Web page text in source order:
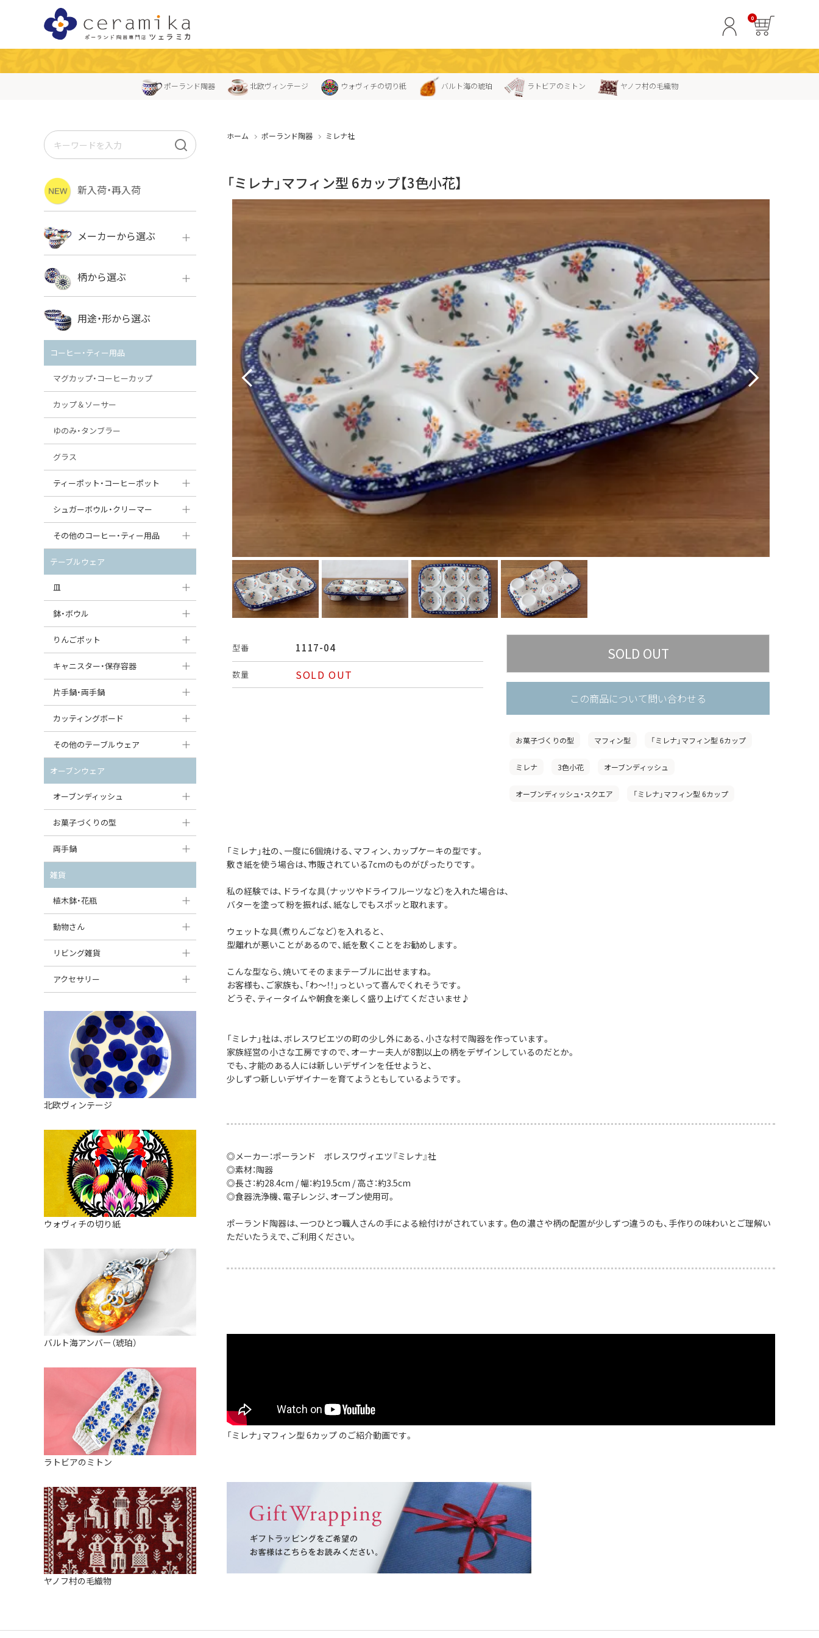
0
ポーランド陶器 北欧ヴィンテージ ウォヴィチの切り紙 バルト海の琥珀 ラトビアのミトン ヤノフ村の毛織物
ホーム ポーランド陶器 ミレナ社
「ミレナ」マフィン型 6カップ【3色小花】
型番 1117-04
数量
SOLD OUT
この商品について問い合わせる
お菓子づくりの型 マフィン型 「ミレナ」マフィン型 6カップ
ミレナ 3色小花 オーブンディッシュ
オーブンディッシュ・スクエア 「ミレナ」マフィン型 6カップ
「ミレナ」社の、一度に6個焼ける、マフィン、カップケーキの型です。
敷き紙を使う場合は、市販されている7cmのものがぴったりです。
私の経験では、ドライな具（ナッツやドライフルーツなど）を入れた場合は、
バターを塗って粉を振れば、紙なしでもスポッと取れます。
ウェットな具（煮りんごなど）を入れると、
型離れが悪いことがあるので、紙を敷くことをお勧めします。
こんな型なら、焼いてそのままテーブルに出せますね。
お客様も、ご家族も、「わ～！！」っといって喜んでくれそうです。
どうぞ、ティータイムや朝食を楽しく盛り上げてくださいませ♪
「ミレナ」社は、ボレスワビエツの町の少し外にある、小さな村で陶器を作っています。
家族経営の小さな工房ですので、オーナー夫人が8割以上の柄をデザインしているのだとか。
でも、才能のある人には新しいデザインを任せようと、
少しずつ新しいデザイナーを育てようともしているようです。
◎メーカー：ポーランド ボレスワヴィエツ『ミレナ』社
◎素材：陶器
◎長さ：約28.4cm / 幅：約19.5cm / 高さ：約3.5cm
◎食器洗浄機、電子レンジ、オーブン使用可。
ポーランド陶器は、一つひとつ職人さんの手による絵付けがされています。色の濃さや柄の配置が少しずつ違うのも、手作りの味わいとご理解い
ただいたうえで、ご利用ください。
「ミレナ」マフィン型 6カップ のご紹介動画です。
新入荷・再入荷
メーカーから選ぶ
ボレス
VENA
ミレナ
柄から選ぶ
ボレス
用途・形から選ぶ
コーヒー・ティー用品
マグカップ・コーヒーカップ
カップ＆ソーサー
ゆのみ・タンブラー
グラス
ティーポット・コーヒーポット
ティーポット
コーヒーポット
シュガーボウル・クリーマー
シュガーボウル
クリーマー
その他のコーヒー・ティー用品
ポットウォーマー
ピッチャー
コーヒードリッパー
すべて見る
テーブルウェア
皿
大皿（24cm〜）
中皿（18〜24cm）
丸皿
スープ皿
ダルマプレート
たまご型プレート
ハート型プレート
変形プレート
分割ディッシュ
すべて見る
鉢・ボウル
大鉢（21cm〜）
中鉢（16〜21cm）
丸鉢・どんぶり・ボウル
茶碗
オーバルボウル
ハートボウル
葉っぱ型ボウル
りんご型ボウル
いちご型ボウル
星型ボウル
スープカップ
そば猪口・フリーカップ
ココット
薬味入れ
ミキシングボウル
すべて見る
りんごポット
りんごポット
りんごポット小
キャニスター・保存容器
キャニスター
つぼ
ガーリックポット
オニオンキャニスター
ガーリックキャニスター
チーズケース
バターディッシュ
六角形ポット
ボトル
すべて見る
片手鍋・両手鍋
ソースパン（片手鍋）
スープチュリーン
カッティングボード
角型カッティングボード
丸型カッティングボード
すべて見る
その他のテーブルウェア
調味料入れ
グレイヴィーボート
エッグカップ
ケーキスタンド
カトラリー
はしおき・カトラリーレスト
オーブンウェア
オーブンディッシュ
大型（24cm〜）
中型（18〜24cm）
スクエアオーブンディッシュ
オーバルオーブンディッシュ
すべて見る
お菓子づくりの型
パウンド型
マフィン型
すべて見る
両手鍋
チュリーン
キャセロール
すべて見る
雑貨
植木鉢・花瓶
植木鉢
花瓶
動物さん
フィギュア・置物
貯金箱
オーナメント
クリーマー
リビング雑貨
スツール
バス・洗面用品
家具小物
小物入れ
アロマポット
バスケット
装飾用タイル・プレート
ミニチュア
天使さま
カードスタンド
マグネット
すべて見る
アクセサリー
ペンダントトップ
すべて見る
北欧ヴィンテージ
ウォヴィチの切り紙
バルト海アンバー（琥珀）
ラトビアのミトン
ヤノフ村の毛織物